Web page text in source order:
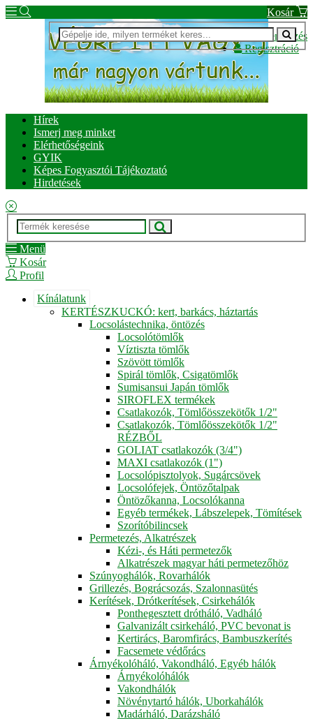
Kosár
Bejelentkezés
Regisztráció
Hírek
Ismerj meg minket
Elérhetőségeink
GYIK
Képes Fogyasztói Tájékoztató
Hirdetések
Menü
Kosár
Profil
Kínálatunk
KERTÉSZKUCKÓ: kert, barkács, háztartás
Locsolástechnika, öntözés
Locsolótömlők
Víztiszta tömlők
Szövött tömlők
Spirál tömlők, Csigatömlők
Sumisansui Japán tömlők
SIROFLEX termékek
Csatlakozók, Tömlőösszekötők 1/2"
Csatlakozók, Tömlőösszekötők 1/2"
RÉZBŐL
GOLIAT csatlakozók (3/4")
MAXI csatlakozók (1")
Locsolópisztolyok, Sugárcsövek
Locsolófejek, Öntözőtalpak
Öntözőkanna, Locsolókanna
Egyéb termékek, Lábszelepek, Tömítések
Szorítóbilincsek
Permetezés, Alkatrészek
Kézi-, és Háti permetezők
Alkatrészek magyar háti permetezőhöz
Szúnyoghálók, Rovarhálók
Grillezés, Bográcsozás, Szalonnasütés
Kerítések, Drótkerítések, Csirkehálók
Ponthegesztett drótháló, Vadháló
Galvanizált csirkeháló, PVC bevonat is
Kertirács, Baromfirács, Bambuszkerítés
Facsemete védőrács
Árnyékolóháló, Vakondháló, Egyéb hálók
Árnyékolóhálók
Vakondhálók
Növénytartó hálók, Uborkahálók
Madárháló, Darázsháló